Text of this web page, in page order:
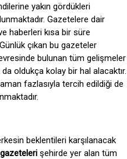
yakın gördükleri
Gazetelere dair
haberleri kısa bir süre
çıkan bu gazeteler
bulunan tüm gelişmeler
oldukça kolay bir hal alacaktır.
fazlasıyla tercih edildiği de
beklentileri karşılanacak
şehirde yer alan tüm